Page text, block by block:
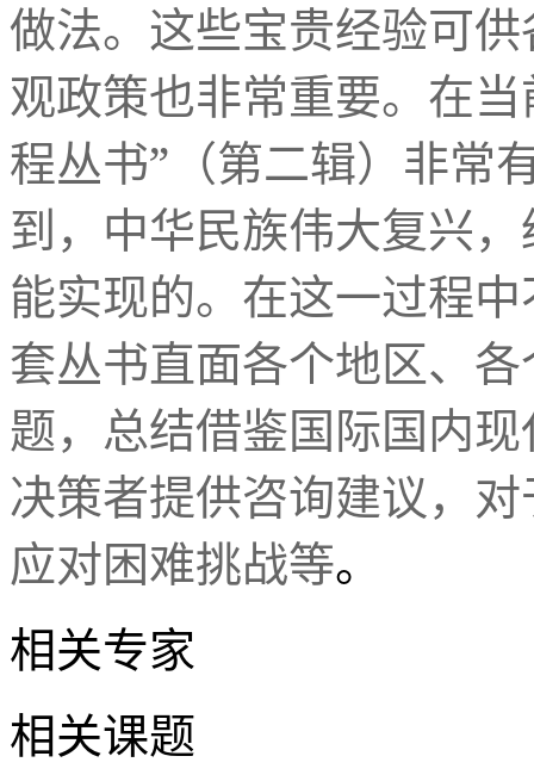
做法。这些宝贵经验可
观政策也非常重要。在
程丛书” （第二辑）非常
到，中华民族伟大复兴
能实现的。在这一过程
套丛书直面各个地区、
题，总结借鉴国际国内
决策者提供咨询建议，
应对困难挑战等。
相关专家
相关课题